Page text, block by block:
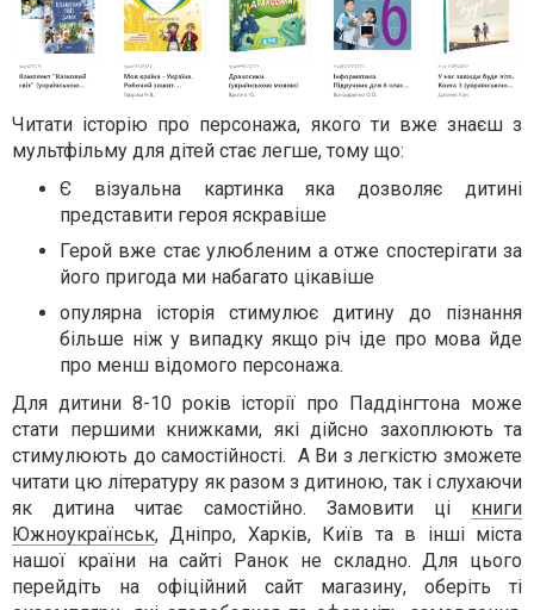
Читати історію про персонажа, якого ти вже знаєш з
мультфільму для дітей стає легше, тому що:
Є візуальна картинка яка дозволяє дитині
представити героя яскравіше
Герой вже стає улюбленим а отже спостерігати за
його пригода ми набагато цікавіше
опулярна історія стимулює дитину до пізнання
більше ніж у випадку якщо річ іде про мова йде
про менш відомого персонажа.
Для дитини 8-10 років історії про Паддінгтона може
стати першими книжками, які дійсно захоплюють та
стимулюють до самостійності. А Ви з легкістю зможете
читати цю літературу як разом з дитиною, так і слухаючи
як дитина читає самостійно. Замовити ці
книги
Южноукраїнськ, Дніпро, Харків, Київ та в інші міста
нашої країни на сайті Ранок не складно. Для цього
перейдіть на офіційний сайт магазину, оберіть ті